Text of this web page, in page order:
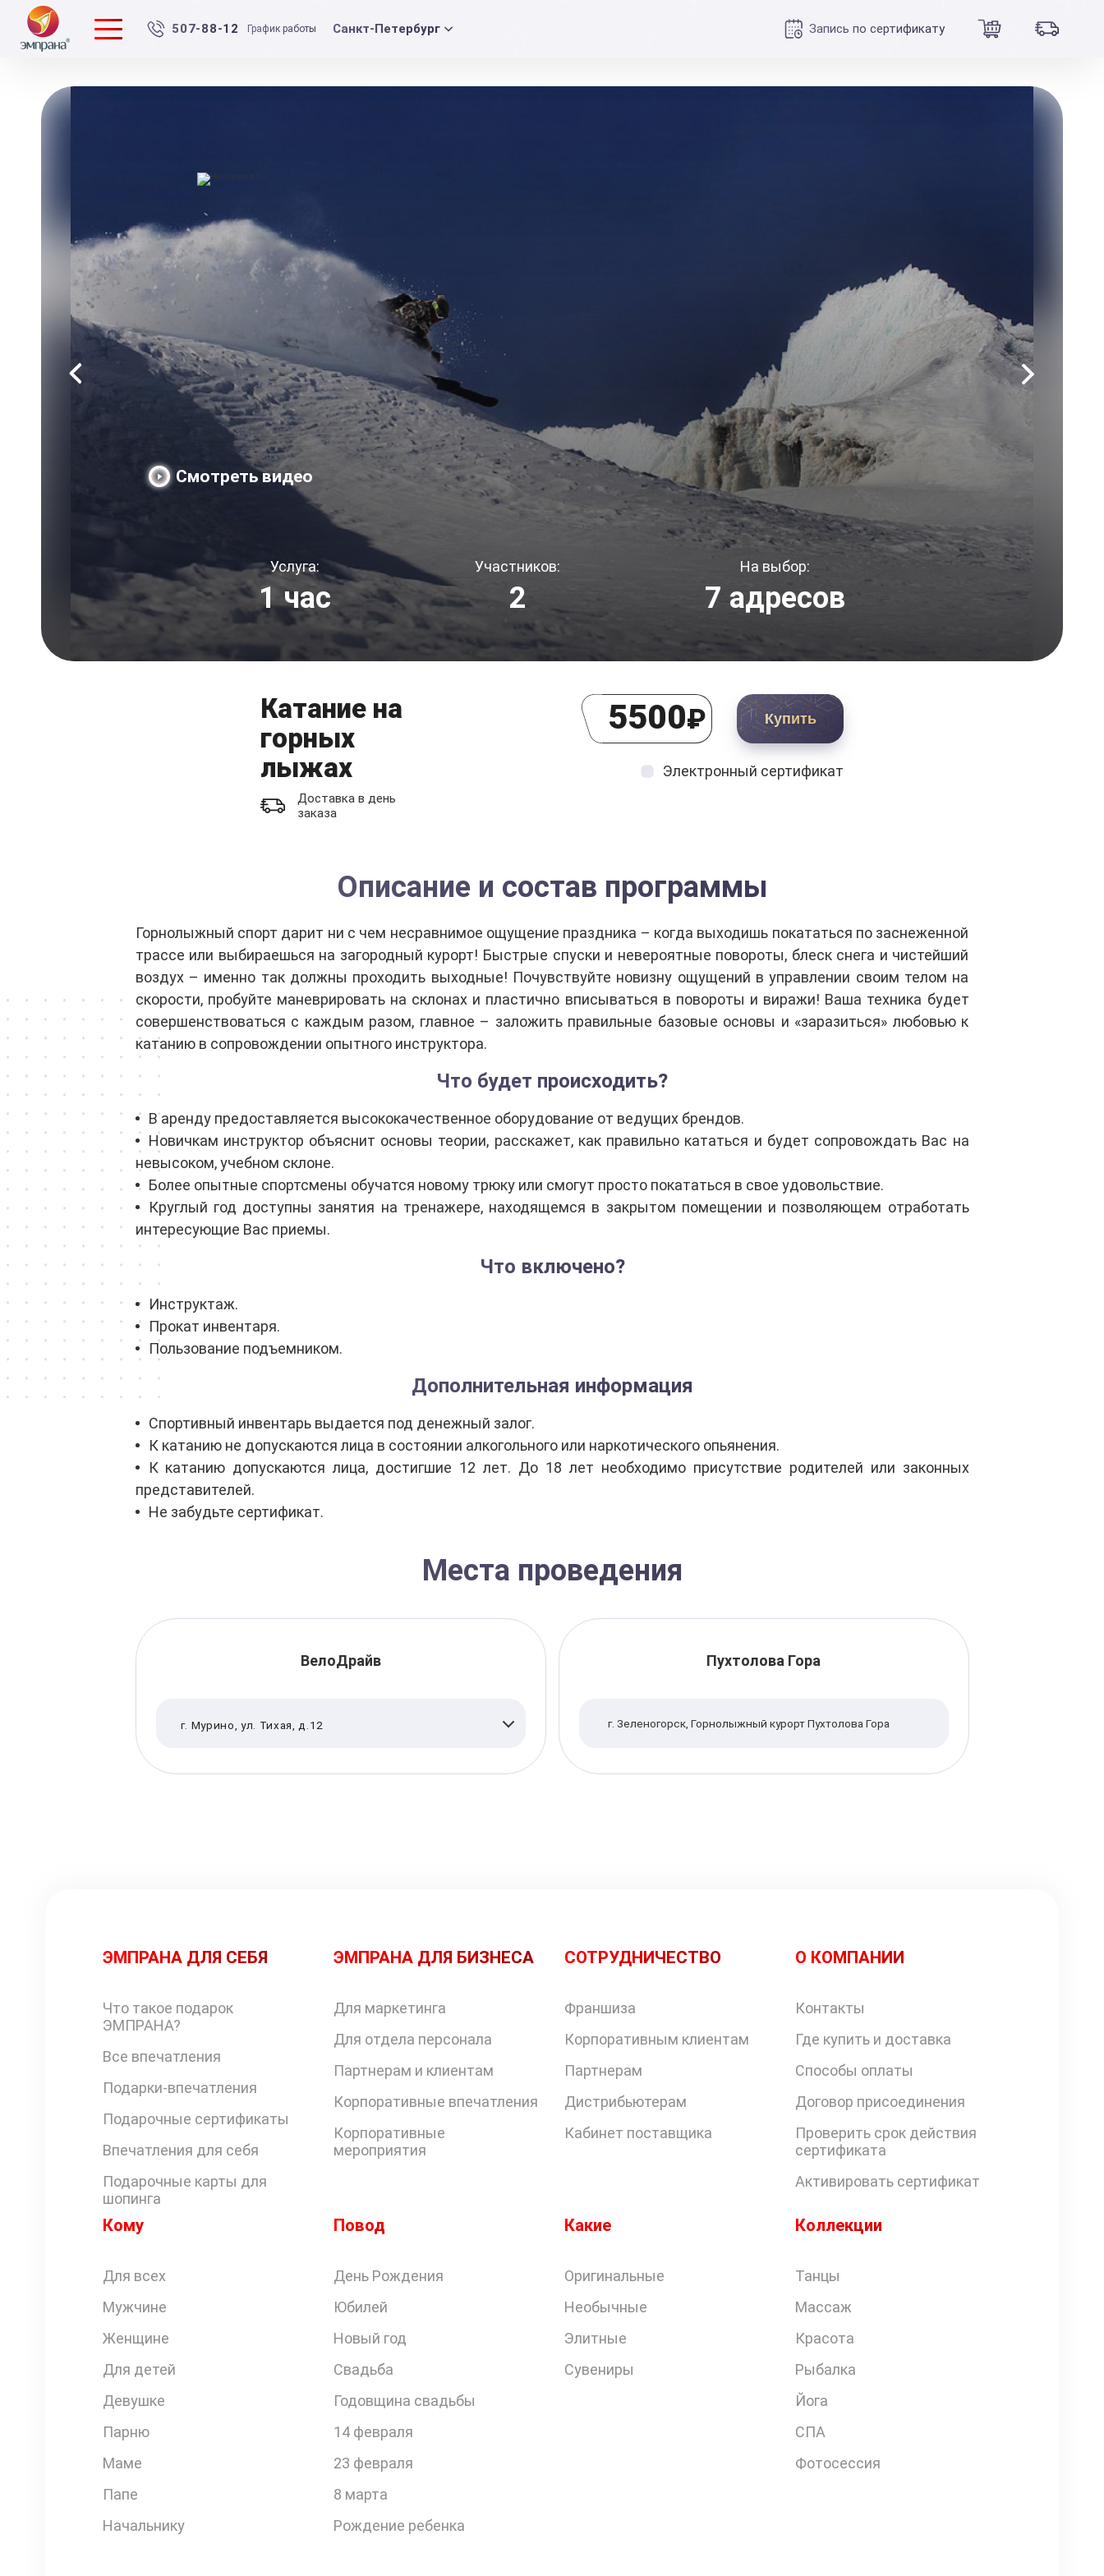
507-88-12 График работы Санкт-Петербург Запись по сертификату
Смотреть видео
Услуга:
1 час
Участников:
2
На выбор:
7 адресов
Катание на
горных
лыжах
Доставка в день
заказа
5500₽ Купить
Электронный сертификат
Описание и состав программы
Горнолыжный спорт дарит ни с чем несравнимое ощущение праздника – когда выходишь покататься по заснеженной
трассе или выбираешься на загородный курорт! Быстрые спуски и невероятные повороты, блеск снега и чистейший
воздух – именно так должны проходить выходные! Почувствуйте новизну ощущений в управлении своим телом на
скорости, пробуйте маневрировать на склонах и пластично вписываться в повороты и виражи! Ваша техника будет
совершенствоваться с каждым разом, главное – заложить правильные базовые основы и «заразиться» любовью к
катанию в сопровождении опытного инструктора.
Что будет происходить?
В аренду предоставляется высококачественное оборудование от ведущих брендов.
Новичкам инструктор объяснит основы теории, расскажет, как правильно кататься и будет сопровождать Вас на
невысоком, учебном склоне.
Более опытные спортсмены обучатся новому трюку или смогут просто покататься в свое удовольствие.
Круглый год доступны занятия на тренажере, находящемся в закрытом помещении и позволяющем отработать
интересующие Вас приемы.
Что включено?
Инструктаж.
Прокат инвентаря.
Пользование подъемником.
Дополнительная информация
Спортивный инвентарь выдается под денежный залог.
К катанию не допускаются лица в состоянии алкогольного или наркотического опьянения.
К катанию допускаются лица, достигшие 12 лет. До 18 лет необходимо присутствие родителей или законных
представителей.
Не забудьте сертификат.
Места проведения
ВелоДрайв
г. Мурино, ул. Тихая, д.12
Пухтолова Гора
г. Зеленогорск, Горнолыжный курорт Пухтолова Гора
ЭМПРАНА ДЛЯ СЕБЯ
Что такое подарок
ЭМПРАНА?
Все впечатления
Подарки-впечатления
Подарочные сертификаты
Впечатления для себя
Подарочные карты для
шопинга
ЭМПРАНА ДЛЯ БИЗНЕСА
Для маркетинга
Для отдела персонала
Партнерам и клиентам
Корпоративные впечатления
Корпоративные
мероприятия
СОТРУДНИЧЕСТВО
Франшиза
Корпоративным клиентам
Партнерам
Дистрибьютерам
Кабинет поставщика
О КОМПАНИИ
Контакты
Где купить и доставка
Способы оплаты
Договор присоединения
Проверить срок действия
сертификата
Активировать сертификат
Кому
Для всех
Мужчине
Женщине
Для детей
Девушке
Парню
Маме
Папе
Начальнику
Повод
День Рождения
Юбилей
Новый год
Свадьба
Годовщина свадьбы
14 февраля
23 февраля
8 марта
Рождение ребенка
Какие
Оригинальные
Необычные
Элитные
Сувениры
Коллекции
Танцы
Массаж
Красота
Рыбалка
Йога
СПА
Фотосессия